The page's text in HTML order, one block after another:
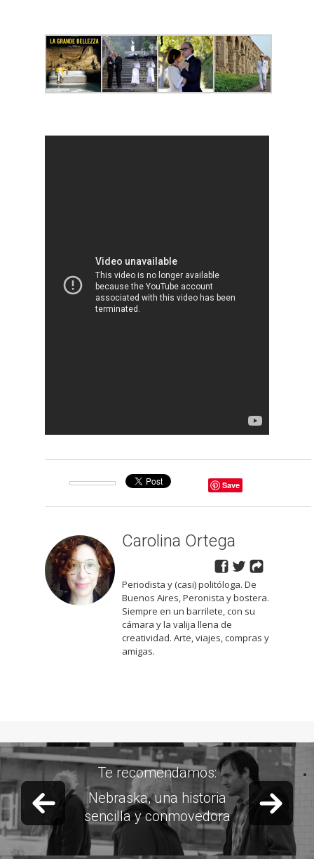
Save
Carolina Ortega
Periodista y (casi) politóloga. De
Buenos Aires, Peronista y bostera.
Siempre en un barrilete, con su
cámara y la valija llena de
creatividad. Arte, viajes, compras y
amigas.
Previous slide
Te recomendamos:
Nebraska, una historia
sencilla y conmovedora